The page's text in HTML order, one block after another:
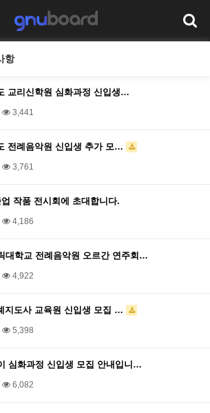
항
교리신학원 심화과정 신입생…
3,441
전례음악원 신입생 추가 모…
3,761
작품 전시회에 초대합니다.
4,186
대학교 전례음악원 오르간 연주회…
4,922
지도사 교육원 신입생 모집 …
5,398
심화과정 신입생 모집 안내입니…
6,082